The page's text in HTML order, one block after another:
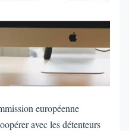
européenne
avec les détenteurs